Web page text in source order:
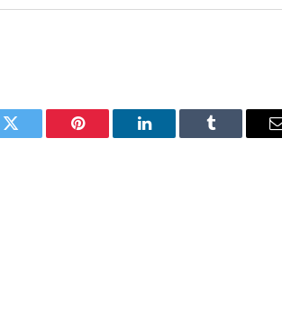
Twitter Pinterest LinkedIn Tumblr